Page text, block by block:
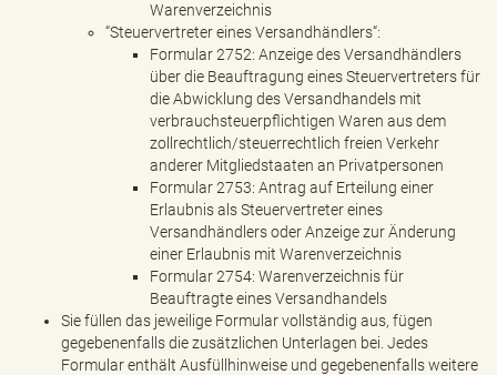
Warenverzeichnis
“Steuervertreter eines Versandhändlers“:
Formular 2752: Anzeige des Versandhändlers
über die Beauftragung eines Steuervertreters für
die Abwicklung des Versandhandels mit
verbrauchsteuerpflichtigen Waren aus dem
zollrechtlich/steuerrechtlich freien Verkehr
anderer Mitgliedstaaten an Privatpersonen
Formular 2753: Antrag auf Erteilung einer
Erlaubnis als Steuervertreter eines
Versandhändlers oder Anzeige zur Änderung
einer Erlaubnis mit Warenverzeichnis
Formular 2754: Warenverzeichnis für
Beauftragte eines Versandhandels
Sie füllen das jeweilige Formular vollständig aus, fügen
gegebenenfalls die zusätzlichen Unterlagen bei. Jedes
Formular enthält Ausfüllhinweise und gegebenenfalls weitere